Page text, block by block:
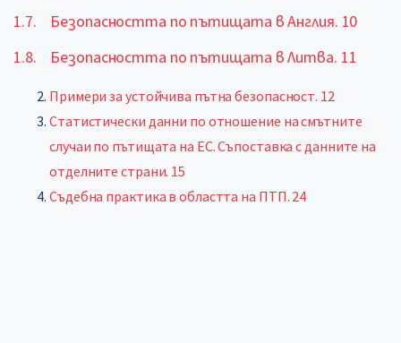
1.7. Безопасността по пътищата в Англия. 10
1.8. Безопасността по пътищата в Литва. 11
Примери за устойчива пътна безопасност. 12
Статистически данни по отношение на смътните
случаи по пътищата на ЕС. Съпоставка с данните на
отделните страни. 15
Съдебна практика в областта на ПТП. 24